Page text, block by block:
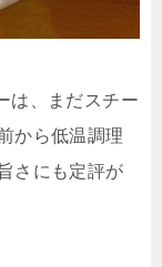
は、まだスチー
から低温調理
さにも定評が